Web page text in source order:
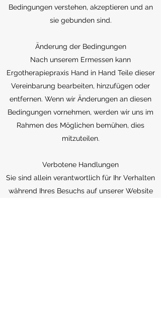
Bedingungen verstehen, akzeptieren und an
sie gebunden sind.
Änderung der Bedingungen
Nach unserem Ermessen kann
Ergotherapiepraxis Hand in Hand Teile dieser
Vereinbarung bearbeiten, hinzufügen oder
entfernen. Wenn wir Änderungen an diesen
Bedingungen vornehmen, werden wir uns im
Rahmen des Möglichen bemühen, dies
mitzuteilen.
Verbotene Handlungen
Sie sind allein verantwortlich für Ihr Verhalten
während Ihres Besuchs auf unserer Website